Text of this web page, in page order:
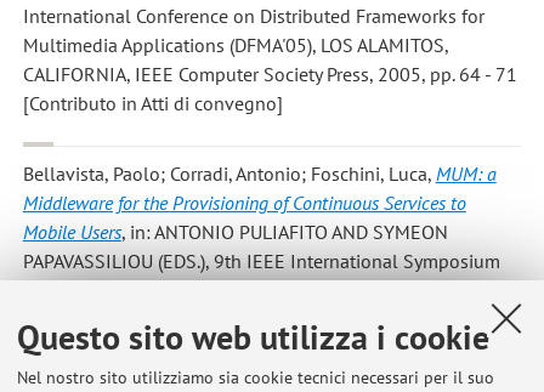
Questo sito web utilizza i cookie
Nel nostro sito utilizziamo sia cookie tecnici necessari per il suo
International Conference on Distributed Frameworks for
Multimedia Applications (DFMA'05), LOS ALAMITOS,
CALIFORNIA, IEEE Computer Society Press, 2005, pp. 64 - 71
[Contributo in Atti di convegno]
Bellavista, Paolo; Corradi, Antonio; Foschini, Luca, MUM: a
Middleware for the Provisioning of Continuous Services to
Mobile Users, in: ANTONIO PULIAFITO AND SYMEON
PAPAVASSILIOU (EDS.), 9th IEEE International Symposium
ALAMITOS, CALIFORNIA, IEEE Computer Society Press,
2004, pp. 498 - 505 (atti di: 9th IEEE International
Symposium on Computers and Communications (ISCC'04), ,